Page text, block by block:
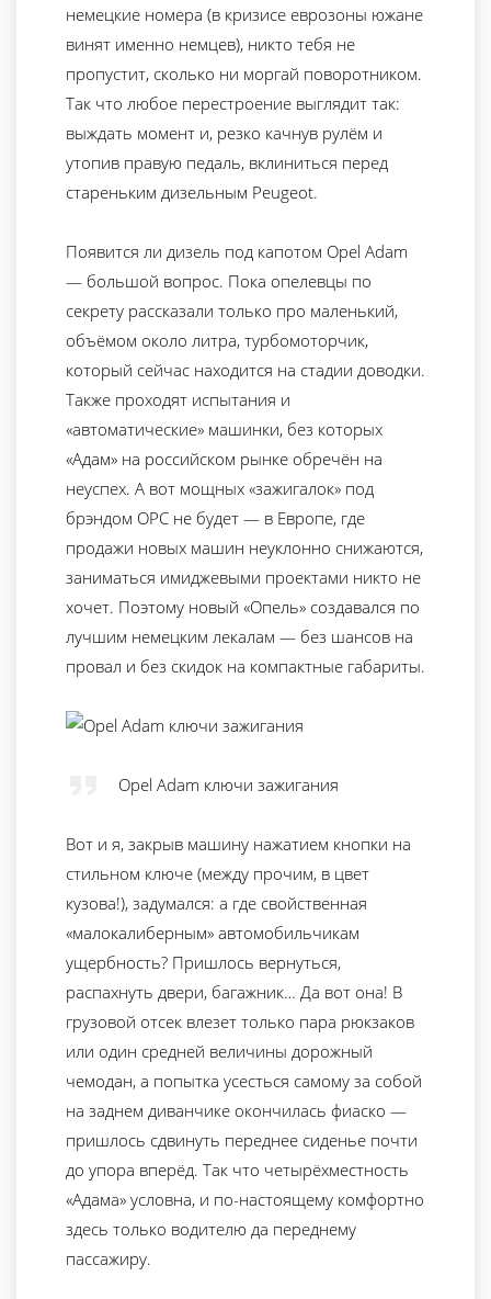
немецкие номера (в кризисе еврозоны южане
винят именно немцев), никто тебя не
пропустит, сколько ни моргай поворотником.
Так что любое перестроение выглядит так:
выждать момент и, резко качнув рулём и
утопив правую педаль, вклиниться перед
стареньким дизельным Peugeot.
Появится ли дизель под капотом Opel Adam
— большой вопрос. Пока опелевцы по
секрету рассказали только про маленький,
объёмом около литра, турбомоторчик,
который сейчас находится на стадии доводки.
Также проходят испытания и
«автоматические» машинки, без которых
«Адам» на российском рынке обречён на
неуспех. А вот мощных «зажигалок» под
брэндом OPC не будет — в Европе, где
продажи новых машин неуклонно снижаются,
заниматься имиджевыми проектами никто не
хочет. Поэтому новый «Опель» создавался по
лучшим немецким лекалам — без шансов на
провал и без скидок на компактные габариты.
Opel Adam ключи зажигания
Вот и я, закрыв машину нажатием кнопки на
стильном ключе (между прочим, в цвет
кузова!), задумался: а где свойственная
«малокалиберным» автомобильчикам
ущербность? Пришлось вернуться,
распахнуть двери, багажник… Да вот она! В
грузовой отсек влезет только пара рюкзаков
или один средней величины дорожный
чемодан, а попытка усесться самому за собой
на заднем диванчике окончилась фиаско —
пришлось сдвинуть переднее сиденье почти
до упора вперёд. Так что четырёхместность
«Адама» условна, и по-настоящему комфортно
здесь только водителю да переднему
пассажиру.